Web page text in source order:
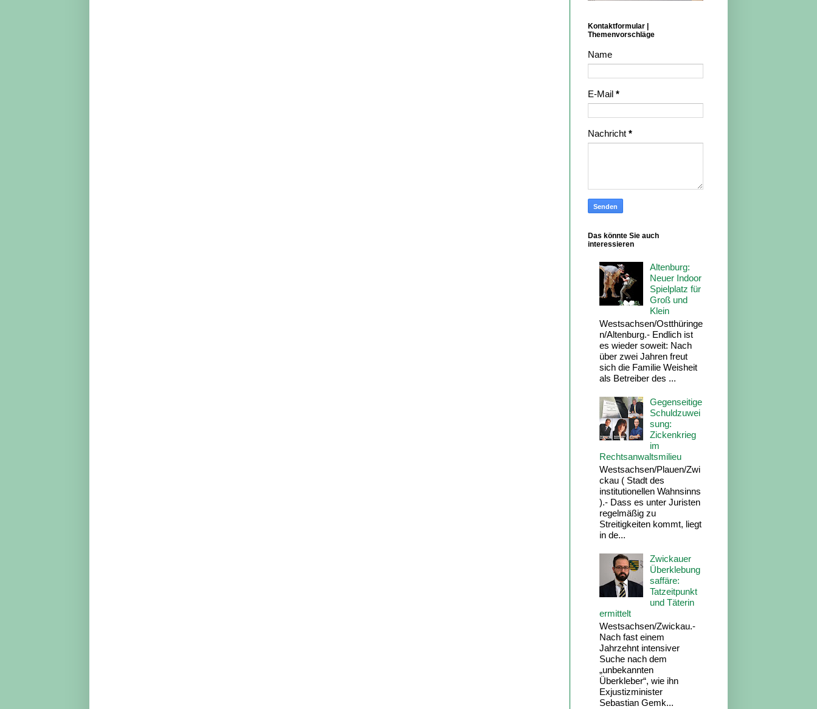
Kontaktformular |
Themenvorschläge
Name
E-Mail *
Nachricht *
Das könnte Sie auch
interessieren
Altenburg:
Neuer Indoor
Spielplatz für
Groß und
Klein
Westsachsen/Ostthüringe
n/Altenburg.- Endlich ist
es wieder soweit: Nach
über zwei Jahren freut
sich die Familie Weisheit
als Betreiber des ...
Gegenseitige
Schuldzuwei
sung:
Zickenkrieg
im
Rechtsanwaltsmilieu
Westsachsen/Plauen/Zwi
ckau ( Stadt des
institutionellen Wahnsinns
).- Dass es unter Juristen
regelmäßig zu
Streitigkeiten kommt, liegt
in de...
Zwickauer
Überklebung
saffäre:
Tatzeitpunkt
und Täterin
ermittelt
Westsachsen/Zwickau.-
Nach fast einem
Jahrzehnt intensiver
Suche nach dem
„unbekannten
Überkleber“, wie ihn
Exjustizminister
Sebastian Gemk...